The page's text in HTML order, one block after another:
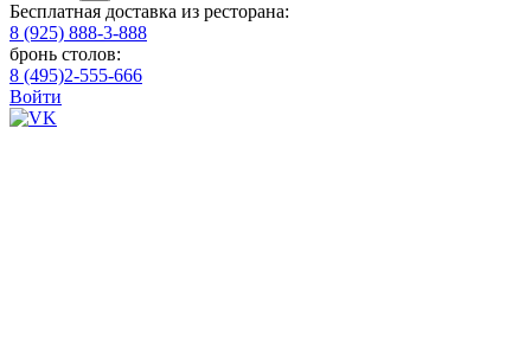
Бесплатная доставка из ресторана:
8 (925) 888-3-888
бронь столов:
8 (495)2-555-666
Войти